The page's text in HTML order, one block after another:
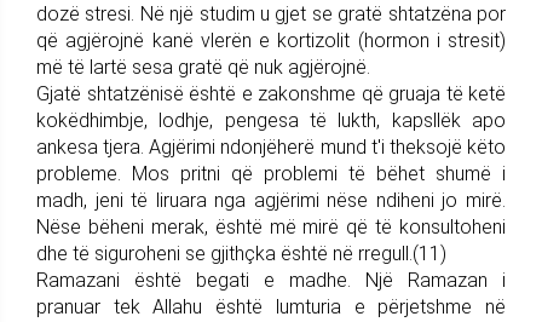
dozë stresi. Në një studim u gjet se gratë shtatzëna por
që agjërojnë kanë vlerën e kortizolit (hormon i stresit)
më të lartë sesa gratë që nuk agjërojnë.
Gjatë shtatzënisë është e zakonshme që gruaja të ketë
kokëdhimbje, lodhje, pengesa të lukth, kapsllëk apo
ankesa tjera. Agjërimi ndonjëherë mund t'i theksojë këto
probleme. Mos pritni që problemi të bëhet shumë i
madh, jeni të liruara nga agjërimi nëse ndiheni jo mirë.
Nëse bëheni merak, është më mirë që të konsultoheni
dhe të siguroheni se gjithçka është në rregull.(11)
Ramazani është begati e madhe. Një Ramazan i
pranuar tek Allahu është lumturia e përjetshme në